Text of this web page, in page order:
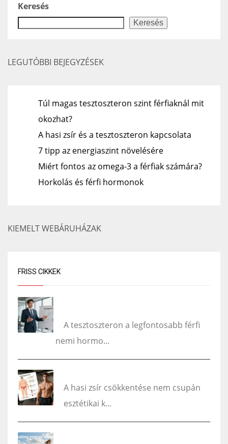
Keresés
Keresés
LEGUTÓBBI BEJEGYZÉSEK
Túl magas tesztoszteron szint férfiaknál mit
okozhat?
A hasi zsír és a tesztoszteron kapcsolata
7 tipp az energiaszint növelésére
Miért fontos az omega-3 a férfiak számára?
Horkolás és férfi hormonok
KIEMELT WEBÁRUHÁZAK
FRISS CIKKEK
A tesztoszteron a legfontosabb férfi
nemi hormo...
A hasi zsír csökkentése nem csupán
esztétikai k...